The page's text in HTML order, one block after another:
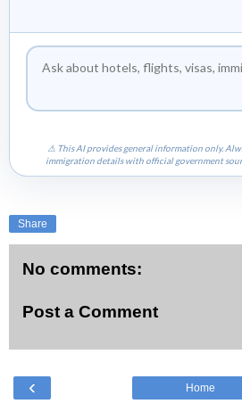
⚠ This AI provides general information only.
immigration details with official government
Share
No comments:
Post a Comment
‹ Home